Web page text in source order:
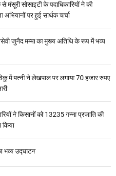
मंसूरी सोसाइटी के पदाधिकारियों ने की
पर हुई सार्थक चर्चा
जुनैद मम्मा का मुख्य अतिथि के रूप में भव्य
में पत्नी ने लेखपाल पर लगाया 70 हजार रुपए
ने किसानों को 13235 गन्ना प्रजाति की
किया
भव्य उद्घाटन